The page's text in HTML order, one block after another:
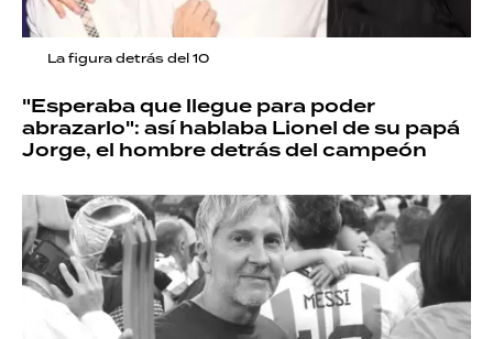
La figura detrás del 10
"Esperaba que llegue para poder
abrazarlo": así hablaba Lionel de su papá
Jorge, el hombre detrás del campeón